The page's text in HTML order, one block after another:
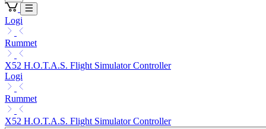
Logi
Rummet
X52 H.O.T.A.S. Flight Simulator Controller
Logi
Rummet
X52 H.O.T.A.S. Flight Simulator Controller